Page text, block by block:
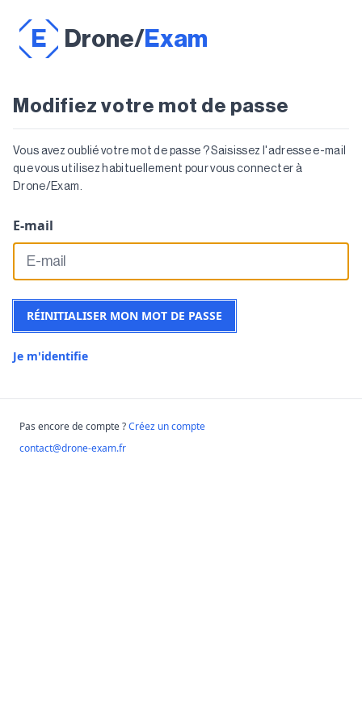
E Drone/ Exam
Modifiez votre mot de passe
Vous avez oublié votre mot de passe ? Saisissez l'adresse e-mail
que vous utilisez habituellement pour vous connecter à
Drone/Exam.
E-mail
RÉINITIALISER MON MOT DE PASSE
Je m'identifie
Pas encore de compte ?Créez un compte
contact@drone-exam.fr